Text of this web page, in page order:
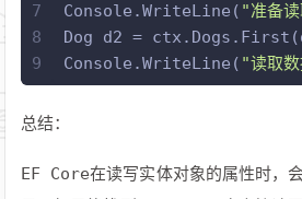
7
8
9
Console.WriteLine( "准备
Dog d2 =
Console.WriteLine( "读取
总结：
EF Core在读写实体对象的属性时，